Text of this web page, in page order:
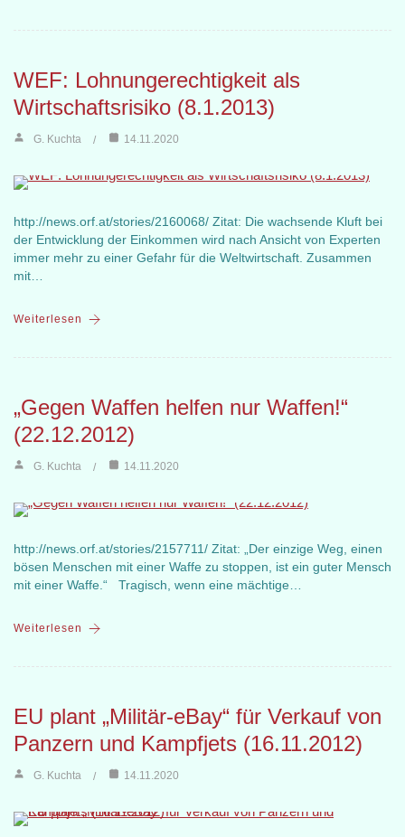
WEF: Lohnungerechtigkeit als
Wirtschaftsrisiko (8.1.2013)
G. Kuchta 14.11.2020
http://news.orf.at/stories/2160068/ Zitat: Die wachsende Kluft bei
der Entwicklung der Einkommen wird nach Ansicht von Experten
immer mehr zu einer Gefahr für die Weltwirtschaft. Zusammen
mit…
Weiterlesen
„Gegen Waffen helfen nur Waffen!“
(22.12.2012)
G. Kuchta 14.11.2020
http://news.orf.at/stories/2157711/ Zitat: „Der einzige Weg, einen
bösen Menschen mit einer Waffe zu stoppen, ist ein guter Mensch
mit einer Waffe.“ Tragisch, wenn eine mächtige…
Weiterlesen
EU plant „Militär-eBay“ für Verkauf von
Panzern und Kampfjets (16.11.2012)
G. Kuchta 14.11.2020